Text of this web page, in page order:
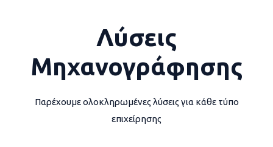
Λύσεις
Μηχανογράφησης
Παρέχουμε ολοκληρωμένες λύσεις για κάθε τύπο
επιχείρησης